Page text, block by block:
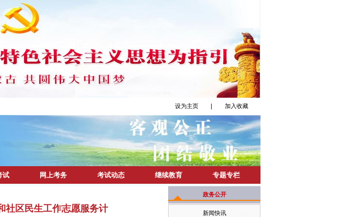
设为主页 加入收藏
试 网上考务 考试动态 继续教育 专题专栏
社区民生工作志愿服务计
政务公开
新闻快讯